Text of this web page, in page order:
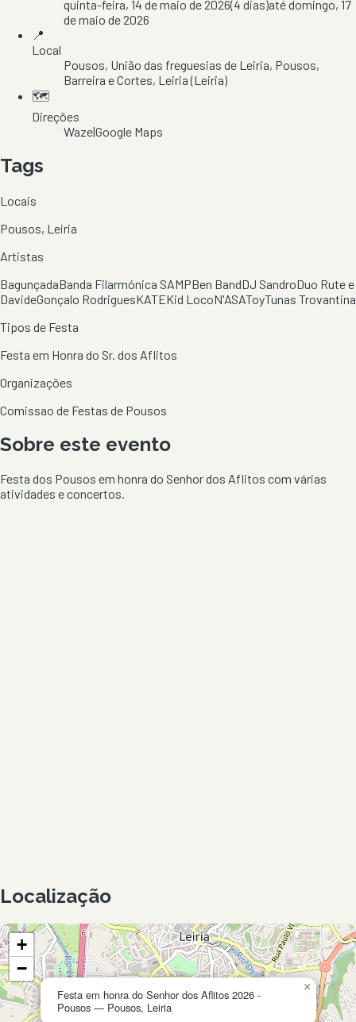
quinta-feira, 14 de maio de 2026(4 dias)atédomingo, 17
de maio de 2026
📍
Local
Pousos, União das freguesias de Leiria, Pousos,
Barreira e Cortes, Leiria(Leiria)
🗺️
Direções
Waze|Google Maps
Tags
Locais
Pousos, Leiria
Artistas
BagunçadaBanda Filarmónica SAMPBen BandDJ SandroDuo Rute e
DavideGonçalo RodriguesKATEKid LocoN'ASAToyTunas Trovantina
Tipos de Festa
Festa em Honra do Sr. dos Aflitos
Organizações
Comissao de Festas de Pousos
Sobre este evento
Festa dos Pousos em honra do Senhor dos Aflitos com várias
atividades e concertos.
Localização
Festa em honra do Senhor dos Aflitos 2026 -
Pousos — Pousos, Leiria
×
+
−